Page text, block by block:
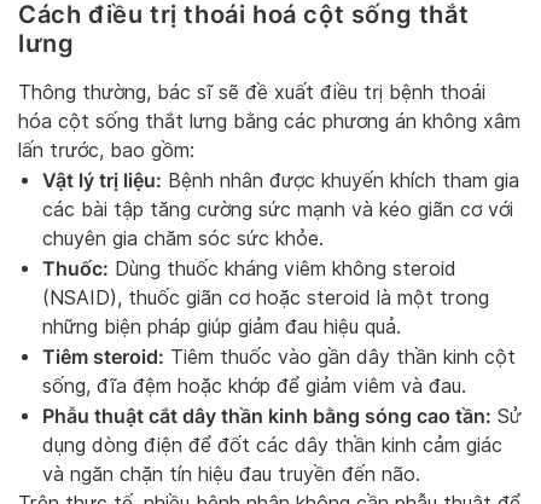
Cách điều trị thoái hoá cột sống thắt
lưng
Thông thường, bác sĩ sẽ đề xuất điều trị bệnh thoái
hóa cột sống thắt lưng bằng các phương án không xâm
lấn trước, bao gồm:
Vật lý trị liệu: Bệnh nhân được khuyến khích tham gia
các bài tập tăng cường sức mạnh và kéo giãn cơ với
chuyên gia chăm sóc sức khỏe.
Thuốc: Dùng thuốc kháng viêm không steroid
(NSAID), thuốc giãn cơ hoặc steroid là một trong
những biện pháp giúp giảm đau hiệu quả.
Tiêm steroid: Tiêm thuốc vào gần dây thần kinh cột
sống, đĩa đệm hoặc khớp để giảm viêm và đau.
Phẫu thuật cắt dây thần kinh bằng sóng cao tần: Sử
dụng dòng điện để đốt các dây thần kinh cảm giác
và ngăn chặn tín hiệu đau truyền đến não.